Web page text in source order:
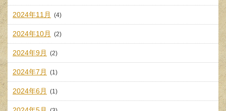
2024年11月 (4)
2024年10月 (2)
2024年9月 (2)
2024年7月 (1)
2024年6月 (1)